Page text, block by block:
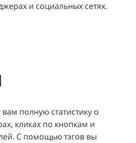
и социальных сетях.
полную статистику о
кликах по кнопкам и
С помощью тэгов вы